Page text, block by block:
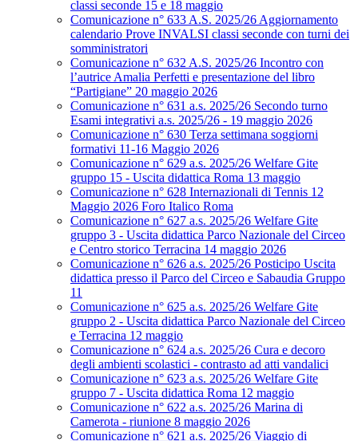
classi seconde 15 e 18 maggio
Comunicazione n° 633 A.S. 2025/26 Aggiornamento
calendario Prove INVALSI classi seconde con turni dei
somministratori
Comunicazione n° 632 A.S. 2025/26 Incontro con
l’autrice Amalia Perfetti e presentazione del libro
“Partigiane” 20 maggio 2026
Comunicazione n° 631 a.s. 2025/26 Secondo turno
Esami integrativi a.s. 2025/26 - 19 maggio 2026
Comunicazione n° 630 Terza settimana soggiorni
formativi 11-16 Maggio 2026
Comunicazione n° 629 a.s. 2025/26 Welfare Gite
gruppo 15 - Uscita didattica Roma 13 maggio
Comunicazione n° 628 Internazionali di Tennis 12
Maggio 2026 Foro Italico Roma
Comunicazione n° 627 a.s. 2025/26 Welfare Gite
gruppo 3 - Uscita didattica Parco Nazionale del Circeo
e Centro storico Terracina 14 maggio 2026
Comunicazione n° 626 a.s. 2025/26 Posticipo Uscita
didattica presso il Parco del Circeo e Sabaudia Gruppo
11
Comunicazione n° 625 a.s. 2025/26 Welfare Gite
gruppo 2 - Uscita didattica Parco Nazionale del Circeo
e Terracina 12 maggio
Comunicazione n° 624 a.s. 2025/26 Cura e decoro
degli ambienti scolastici - contrasto ad atti vandalici
Comunicazione n° 623 a.s. 2025/26 Welfare Gite
gruppo 7 - Uscita didattica Roma 12 maggio
Comunicazione n° 622 a.s. 2025/26 Marina di
Camerota - riunione 8 maggio 2026
Comunicazione n° 621 a.s. 2025/26 Viaggio di